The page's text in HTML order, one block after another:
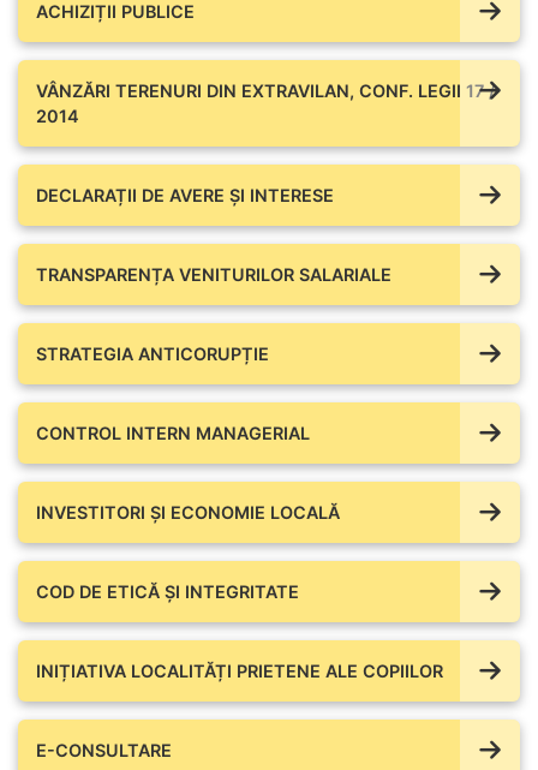
ACHIZIȚII PUBLICE
VÂNZĂRI TERENURI DIN EXTRAVILAN, CONF. LEGII 17 /
2014
DECLARAȚII DE AVERE ŞI INTERESE
TRANSPARENȚA VENITURILOR SALARIALE
STRATEGIA ANTICORUPȚIE
CONTROL INTERN MANAGERIAL
INVESTITORI ȘI ECONOMIE LOCALĂ
COD DE ETICĂ ȘI INTEGRITATE
INIȚIATIVA LOCALITĂȚI PRIETENE ALE COPIILOR
E-CONSULTARE